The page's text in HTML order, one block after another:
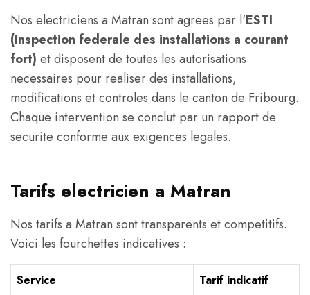
Nos electriciens a Matran sont agrees par l'ESTI
(Inspection federale des installations a courant
fort) et disposent de toutes les autorisations
necessaires pour realiser des installations,
modifications et controles dans le canton de Fribourg.
Chaque intervention se conclut par un rapport de
securite conforme aux exigences legales.
Tarifs electricien a Matran
Nos tarifs a Matran sont transparents et competitifs.
Voici les fourchettes indicatives :
Service
Tarif indicatif